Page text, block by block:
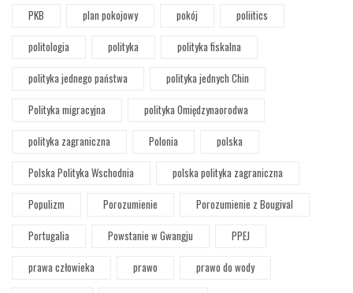
PKB
plan pokojowy pokój
poliitics
politologia
polityka
polityka fiskalna
polityka jednego państwa
polityka jednych Chin
Polityka migracyjna
polityka Omiędzynaorodwa
polityka zagraniczna
Polonia
polska
Polska Polityka Wschodnia
polska polityka zagraniczna
Populizm
Porozumienie
Porozumienie z Bougival
Portugalia
Powstanie w Gwangju
PPEJ
prawa człowieka
prawo
prawo do wody